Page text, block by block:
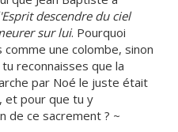
descendre du ciel
sur lui. Pourquoi
une colombe, sinon
reconnaisses que la
par Noé le juste était
et pour que tu y
de ce sacrement ? ~